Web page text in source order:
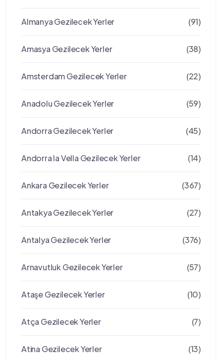
Almanya Gezilecek Yerler (91)
Amasya Gezilecek Yerler (38)
Amsterdam Gezilecek Yerler (22)
Anadolu Gezilecek Yerler (59)
Andorra Gezilecek Yerler (45)
Andorra la Vella Gezilecek Yerler (14)
Ankara Gezilecek Yerler (367)
Antakya Gezilecek Yerler (27)
Antalya Gezilecek Yerler (376)
Arnavutluk Gezilecek Yerler (57)
Ataşe Gezilecek Yerler (10)
Atça Gezilecek Yerler (7)
Atina Gezilecek Yerler (13)